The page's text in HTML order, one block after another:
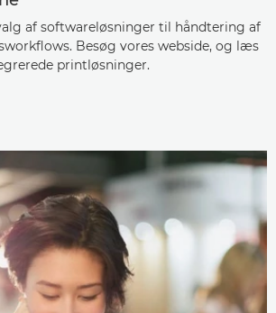
af softwareløsninger til håndtering af
Besøg vores webside, og læs
printløsninger.